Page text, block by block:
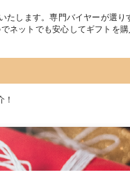
たします。専門バイヤーが選り
ネットでも安心してギフトを購